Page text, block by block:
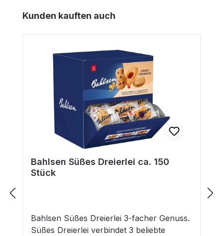
Produktgalerie überspringen
Kunden kauften auch
Bahlsen Süßes Dreierlei ca. 150
Stück
Bahlsen Süßes Dreierlei 3-facher Genuss.
Süßes Dreierlei verbindet 3 beliebte